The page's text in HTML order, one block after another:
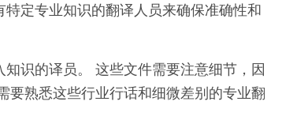
定专业知识的翻译人员来确保准确性和
识的译员。 这些文件需要注意细节，因
要熟悉这些行业行话和细微差别的专业翻